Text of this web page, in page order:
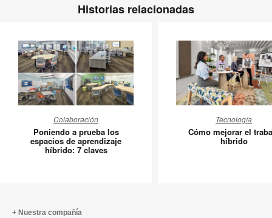
Historias relacionadas
a
prueba
los
híbrido:
Colaboración
Poniendo a prueba los
espacios de aprendizaje
híbrido: 7 claves
mejorar
el
Tecnología
Cómo mejorar el
híbrido
Nuestra compañía